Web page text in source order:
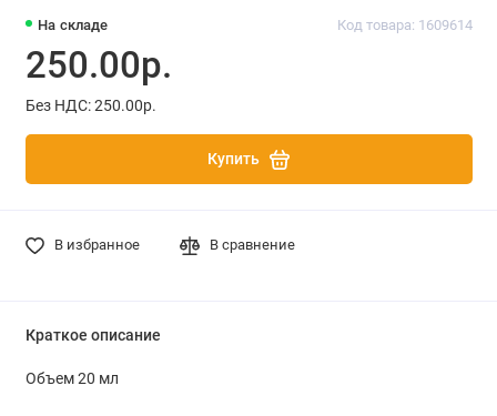
На складе Код товара: 1609614
250.00р.
Без НДС: 250.00р.
Купить
В избранное В сравнение
Краткое описание
Объем 20 мл